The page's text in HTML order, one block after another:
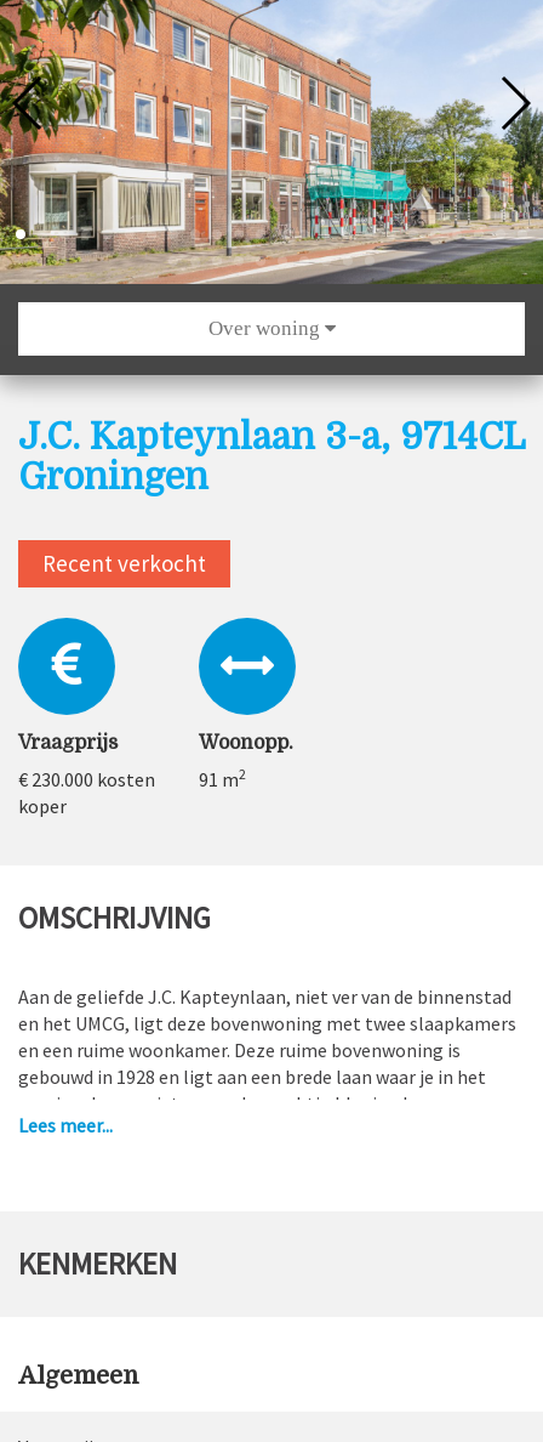
Over woning
J.C. Kapteynlaan 3-a, 9714CL
Groningen
Recent verkocht
Vraagprijs
€ 230.000 kosten
koper
Woonopp.
91 m2
OMSCHRIJVING
Aan de geliefde J.C. Kapteynlaan, niet ver van de binnenstad
en het UMCG, ligt deze bovenwoning met twee slaapkamers
en een ruime woonkamer. Deze ruime bovenwoning is
gebouwd in 1928 en ligt aan een brede laan waar je in het
voorjaar kan genieten van de prachtig bloeiende
bloesembomen. De J.C. Kapteynlaan is breed aangelegd,
voorzieningen. De snackbar zit beneden om de hoek, het
gelegen stadsstrand erg populair.
Lees meer...
KENMERKEN
Algemeen